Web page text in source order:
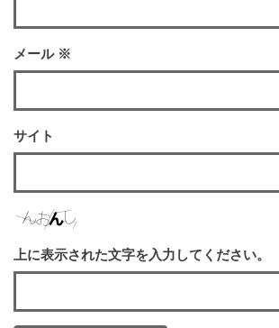
メール ※
サイト
上に表示された文字を入力してください。